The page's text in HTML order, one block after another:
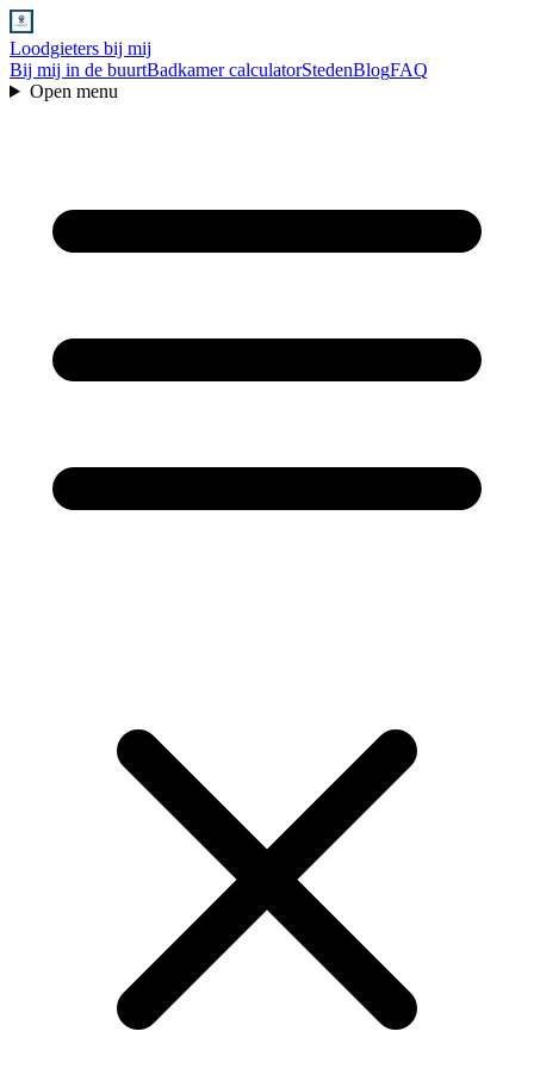
Loodgieters bij mij
Bij mij in de buurtBadkamer calculatorStedenBlogFAQ
Open menu